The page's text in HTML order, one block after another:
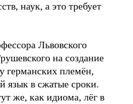
наук, а это требует
Львовского
на создание
германских племён,
язык в сжатые сроки.
же, как идиома, лёг в